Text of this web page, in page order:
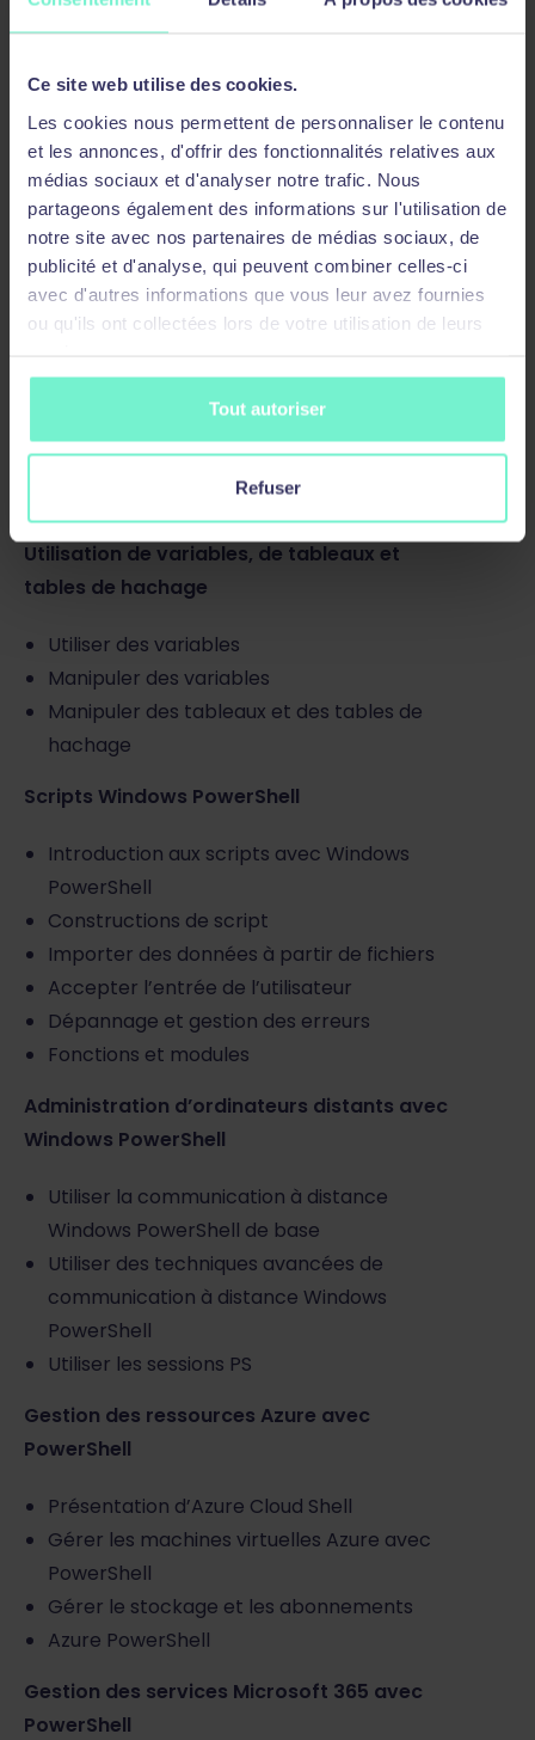
Ce site web utilise des cookies.
Les cookies nous permettent de personnaliser le contenu
et les annonces, d'offrir des fonctionnalités relatives aux
médias sociaux et d'analyser notre trafic. Nous
partageons également des informations sur l'utilisation de
notre site avec nos partenaires de médias sociaux, de
publicité et d'analyse, qui peuvent combiner celles-ci
avec d'autres informations que vous leur avez fournies
ou qu'ils ont collectées lors de votre utilisation de leurs
Tout autoriser
Refuser
Énumérer les objets dans le pipeline
pipeline en sortie
Utilisation de PSPROVIDERS et PSDRIVES
Utilisation de PSProviders
Utiliser les lecteurs PS
Interrogation des informations de gestion à
l’aide de CIM et WMI
Interroger les données à l’aide de CIM et
WMI
Utilisation de variables, de tableaux et
tables de hachage
Utiliser des variables
Manipuler des variables
Manipuler des tableaux et des tables de
hachage
Scripts Windows PowerShell
Introduction aux scripts avec Windows
PowerShell
Constructions de script
Importer des données à partir de fichiers
Accepter l’entrée de l’utilisateur
Dépannage et gestion des erreurs
Fonctions et modules
Administration d’ordinateurs distants avec
Windows PowerShell
Utiliser la communication à distance
Windows PowerShell de base
Utiliser des techniques avancées de
communication à distance Windows
PowerShell
Utiliser les sessions PS
Gestion des ressources Azure avec
PowerShell
Présentation d’Azure Cloud Shell
Gérer les machines virtuelles Azure avec
PowerShell
Gérer le stockage et les abonnements
Azure PowerShell
Gestion des services Microsoft 365 avec
PowerShell